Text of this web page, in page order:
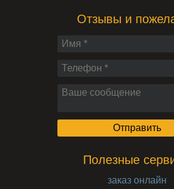
Отзывы и
Полезные
заказ онлайн